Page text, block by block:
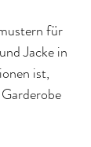
für
Jacke in
ist,